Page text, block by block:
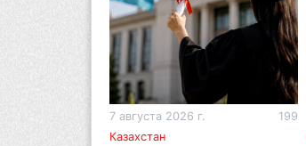
7 августа 2026 г.
199
Казахстан